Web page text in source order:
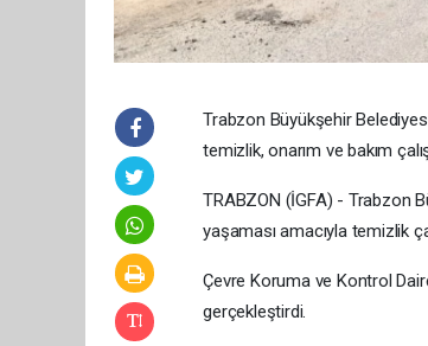
Trabzon Büyükşehir
temizlik, onarım ve bakım
TRABZON (İGFA) - Trabzon
yaşaması amacıyla temizlik
Çevre Koruma ve Kontrol
gerçekleştirdi.